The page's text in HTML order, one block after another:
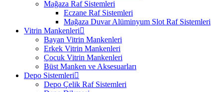
Mağaza Raf Sistemleri
Eczane Raf Sistemleri
Mağaza Duvar Alüminyum Slot Raf Sistemleri
Vitrin Mankenleri
Bayan Vitrin Mankenleri
Erkek Vitrin Mankenleri
Çocuk Vitrin Mankenleri
Büst Manken ve Aksesuarları
Depo Sistemleri
Depo Çelik Raf Sistemleri